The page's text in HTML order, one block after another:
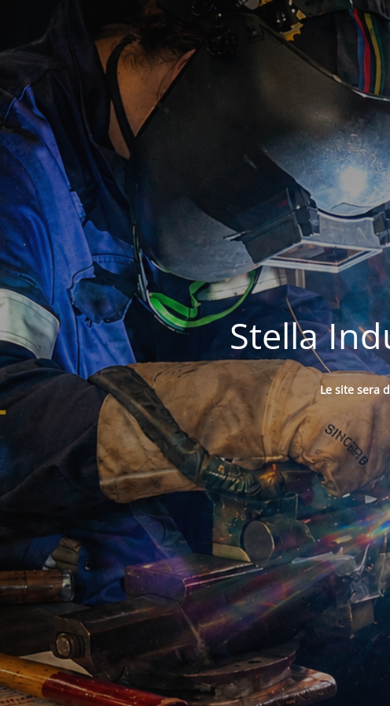
Stella
Le site sera